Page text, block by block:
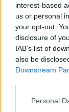
interest-based
us or personal
your opt-out.
disclosure of
IAB’s list of
also be
Downstream
Personal
Komentuoti
Komentuoti
Prisijunkite